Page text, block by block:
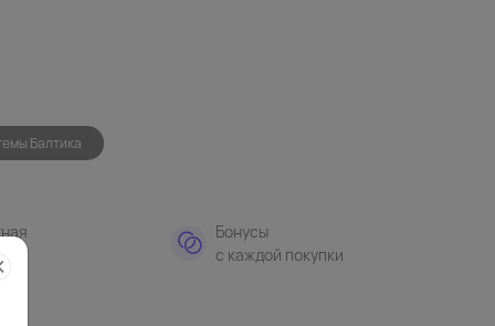
Балтика
Бонусы
с каждой покупки